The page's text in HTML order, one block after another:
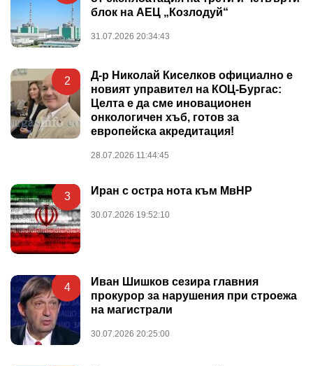
блок на АЕЦ „Козлодуй“
31.07.2026 20:34:43
2
Д-р Николай Киселков официално е
новият управител на КОЦ-Бургас:
Целта е да сме иновационен
онкологичен хъб, готов за
европейска акредитация!
28.07.2026 11:44:45
3 Иран с остра нота към МвНР
30.07.2026 19:52:10
4
Иван Шишков сезира главния
прокурор за нарушения при строежа
на магистрали
30.07.2026 20:25:00